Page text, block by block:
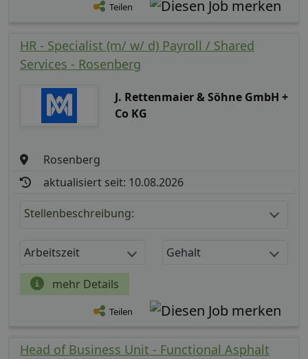
Teilen
HR - Specialist (m/ w/ d) Payroll / Shared
Services - Rosenberg
J. Rettenmaier & Söhne GmbH +
Co KG
Rosenberg
aktualisiert seit: 10.08.2026
Stellenbeschreibung:
Arbeitszeit Gehalt
mehr Details
Teilen
Head of Business Unit - Functional Asphalt